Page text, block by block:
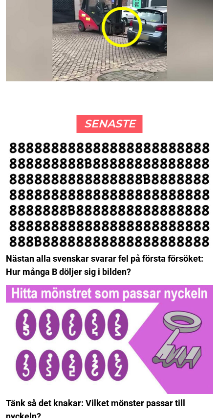
SENASTE
Nästan alla svenskar svarar fel på första försöket:
Hur många B döljer sig i bilden?
Tänk så det knakar: Vilket mönster passar till